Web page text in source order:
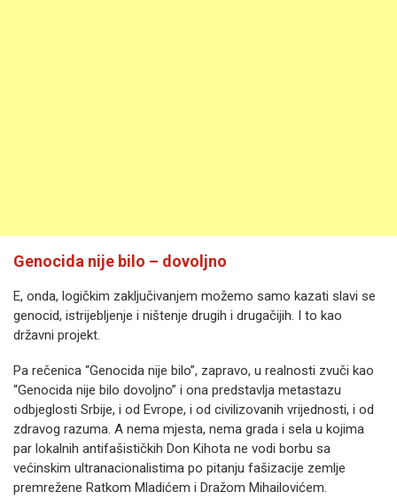
Genocida nije bilo – dovoljno
E, onda, logičkim zaključivanjem možemo samo kazati slavi se
genocid, istrijebljenje i ništenje drugih i drugačijih. I to kao
državni projekt.
Pa rečenica “Genocida nije bilo”, zapravo, u realnosti zvuči kao
“Genocida nije bilo dovoljno” i ona predstavlja metastazu
odbjeglosti Srbije, i od Evrope, i od civilizovanih vrijednosti, i od
zdravog razuma. A nema mjesta, nema grada i sela u kojima
par lokalnih antifašističkih Don Kihota ne vodi borbu sa
većinskim ultranacionalistima po pitanju fašizacije zemlje
premrežene Ratkom Mladićem i Dražom Mihailovićem.